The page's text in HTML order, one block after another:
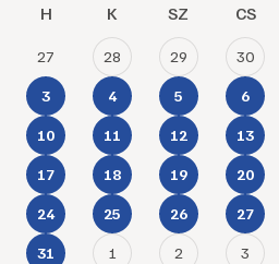
H K SZ CS
27 28 29 30
3 4 5 6
10 11 12 13
17 18 19 20
24 25 26 27
31 1 2 3